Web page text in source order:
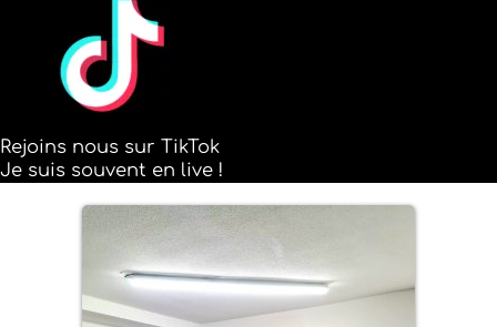
Rejoins nous sur TikTok
Je suis souvent en live !